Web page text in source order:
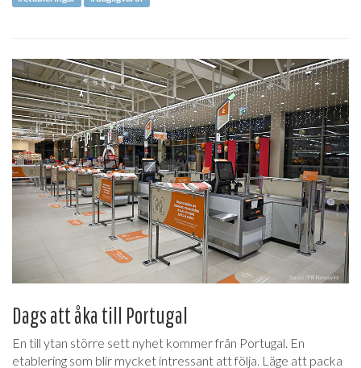
Dags att åka till Portugal
En till ytan större sett nyhet kommer från Portugal. En
etablering som blir mycket intressant att följa. Läge att packa